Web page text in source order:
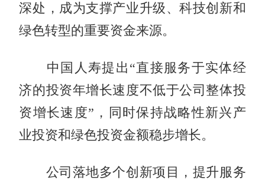
深处，成为支撑产业升级、科技创新和
绿色转型的重要资金来源。
中国人寿提出“直接服务于实体经
济的投资年增长速度不低于公司整体投
资增长速度”，同时保持战略性新兴产
业投资和绿色投资金额稳步增长。
公司落地多个创新项目，提升服务